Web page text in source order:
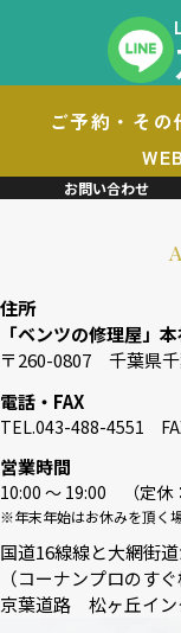
ご予約・そ
お問い合わせ
住所
「ベンツの修理屋」
〒260-0807 千葉県
電話・FAX
TEL.043-488-4551
営業時間
10:00 〜 19:00 （定休
※年末年始はお休みを頂く
国道16線線と大網街
（コーナンプロのすぐ
京葉道路 松ヶ丘イン